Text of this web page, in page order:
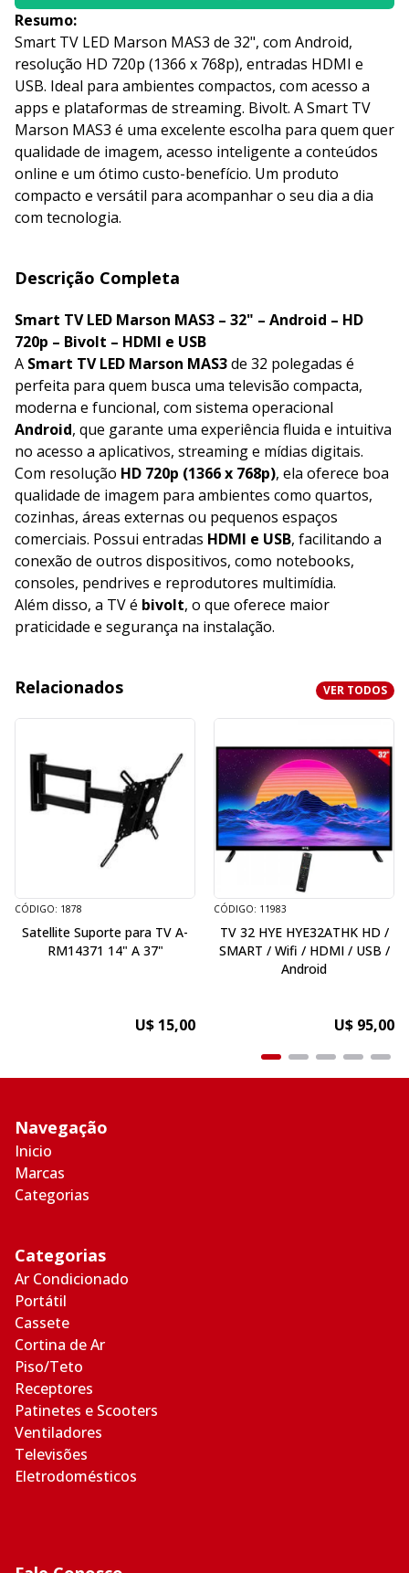
Resumo:
Smart TV LED Marson MAS3 de 32", com Android,
resolução HD 720p (1366 x 768p), entradas HDMI e
USB. Ideal para ambientes compactos, com acesso a
apps e plataformas de streaming. Bivolt. A Smart TV
Marson MAS3 é uma excelente escolha para quem quer
qualidade de imagem, acesso inteligente a conteúdos
online e um ótimo custo-benefício. Um produto
compacto e versátil para acompanhar o seu dia a dia
com tecnologia.
Descrição Completa
Smart TV LED Marson MAS3 – 32" – Android – HD
720p – Bivolt – HDMI e USB
A Smart TV LED Marson MAS3de 32 polegadas é
perfeita para quem busca uma televisão compacta,
moderna e funcional, com sistema operacional
Android, que garante uma experiência fluida e intuitiva
no acesso a aplicativos, streaming e mídias digitais.
Com resolução HD 720p (1366 x 768p), ela oferece boa
qualidade de imagem para ambientes como quartos,
cozinhas, áreas externas ou pequenos espaços
comerciais. Possui entradas HDMI e USB, facilitando a
conexão de outros dispositivos, como notebooks,
consoles, pendrives e reprodutores multimídia.
Além disso, a TV é bivolt, o que oferece maior
praticidade e segurança na instalação.
Relacionados VER TODOS
CÓDIGO: 1878
Satellite Suporte para TV A-
RM14371 14" A 37"
U$ 15,00
CÓDIGO: 11983
TV 32 HYE HYE32ATHK HD /
SMART / Wifi / HDMI / USB /
Android
U$ 95,00
Navegação
Inicio
Marcas
Categorias
Categorias
Ar Condicionado
Portátil
Cassete
Cortina de Ar
Piso/Teto
Receptores
Patinetes e Scooters
Ventiladores
Televisões
Eletrodomésticos